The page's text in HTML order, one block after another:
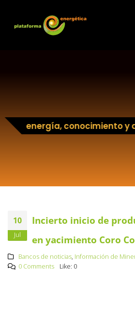
energía, conocimiento y
10
Jul
Incierto inicio de
en yacimiento Coro
Bancos de noticias, Información de
0 Comments
Like: 0